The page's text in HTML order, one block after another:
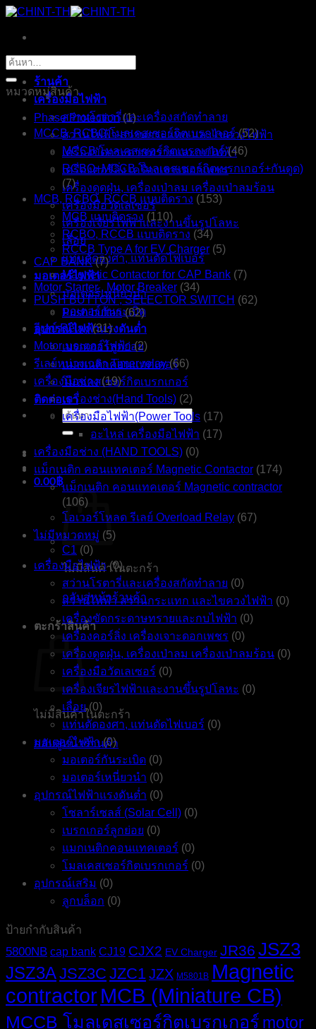
ข้าม
เนื้อหาหน้าหลัก
ร้านค้า
เครื่องมือไฟฟ้า
สว่านโรตารี่และเครื่องสกัดทำลาย
สว่านไฟฟ้า สว่านกระแทก และไขควงไฟฟ้า
เครื่องขัดกระดาษทรายและกบไฟฟ้า
เครื่องคอร์ลิ่ง เครื่องเจาะดอกเพชร
เครื่องดูดฝุ่น, เครื่องเป่าลม เครื่องเป่าลมร้อน
เครื่องมือวัดเลเซอร์
เครื่องเจียรไฟฟ้าและงานขึ้นรูปโลหะ
เลื่อย
แท่นตัดองศา, แท่นตัดไฟเบอร์
มอเตอร์ไฟฟ้า
มอเตอร์เหนี่ยวนำ
มอเตอร์กันระเบิด
อุปกรณ์ไฟฟ้าแรงดันต่ำ
เบรกเกอร์ลูกย่อย
แมกเนติกคอนแทคเตอร์
โมลเคสเซอร์กิตเบรกเกอร์
ติดต่อเรา
ค้นหา:
0.00฿
ไม่มีสินค้าในตะกร้า
กลับสู่หน้าร้านค้า
ตะกร้าสินค้า
ไม่มีสินค้าในตะกร้า
กลับสู่หน้าร้านค้า
ค้นหา:
หมวดหมู่สินค้า
Phase Protection (1)
MCCB, RCBO โมลเคสเซอร์กิตเบรกเกอร์ (52)
MCCB โมลเคสเซอร์กิตเบรกเกอร์ (46)
RCBO+MCCB โมลเคสเซอร์กิตเบรกเกอร์+กันดูด)
(7)
MCB, RCBO, RCCB แบบติดราง (153)
MCB แบบติดราง (110)
RCBO, RCCB แบบติดราง (34)
RCCB Type A for EV Charger (5)
CAP BANK (7)
Magnetic Contactor for CAP Bank (7)
Motor Starter , Motor Breaker (34)
PUSH BUTTON , SELECTOR SWITCH (62)
Push button (62)
รีเลย์ Relay (31)
Motor มอเตอร์ไฟฟ้า (2)
รีเลย์หน่วงเวลา Timer relay (66)
เครื่องมือช่าง (19)
เครื่องช่าง(Hand Tools) (2)
เครื่องมือไฟฟ้า(Power Tools (17)
อะไหล่ เครื่องมือไฟฟ้า (17)
เครื่องมือช่าง (HAND TOOLS) (0)
แม็กเนติก คอนแทคเตอร์ Magnetic Contactor (174)
แม็กเนติก คอนแทคเตอร์ Magnetic contractor
(106)
โอเวอร์โหลด รีเลย์ Overload Relay (67)
ไม่มีหมวดหมู่ (5)
C1 (0)
เครื่องมือไฟฟ้า (0)
สว่านโรตารี่และเครื่องสกัดทำลาย (0)
สว่านไฟฟ้า สว่านกระแทก และไขควงไฟฟ้า (0)
เครื่องขัดกระดาษทรายและกบไฟฟ้า (0)
เครื่องคอร์ลิ่ง เครื่องเจาะดอกเพชร (0)
เครื่องดูดฝุ่น, เครื่องเป่าลม เครื่องเป่าลมร้อน (0)
เครื่องมือวัดเลเซอร์ (0)
เครื่องเจียรไฟฟ้าและงานขึ้นรูปโลหะ (0)
เลื่อย (0)
แท่นตัดองศา, แท่นตัดไฟเบอร์ (0)
มอเตอร์ไฟฟ้า (0)
มอเตอร์กันระเบิด (0)
มอเตอร์เหนี่ยวนำ (0)
อุปกรณ์ไฟฟ้าแรงดันต่ำ (0)
โซลาร์เซลส์ (Solar Cell) (0)
เบรกเกอร์ลูกย่อย (0)
แมกเนติกคอนแทคเตอร์ (0)
โมลเคสเซอร์กิตเบรกเกอร์ (0)
อุปกรณ์เสริม (0)
ลูกบล็อก (0)
ป้ายกำกับสินค้า
5800NB cap bank CJ19 CJX2 EV Charger JR36 JSZ3
JSZ3AJSZ3C JZC1JZX M5801B Magnetic
contractorMCB (Miniature CB)
MCCB โมลเดสเซอร์กิตเบรกเกอร์ motor